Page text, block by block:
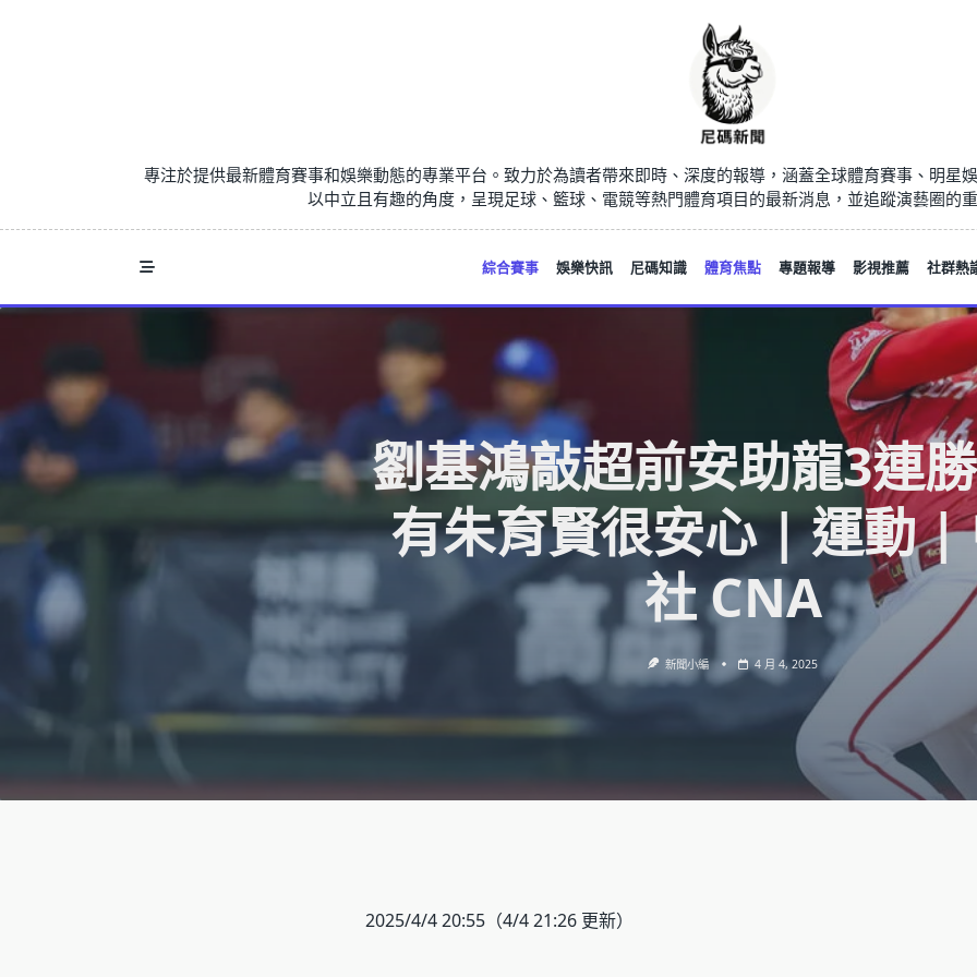
專注於提供最新體育賽事和娛樂動態的專業平台。致力於為讀者帶來即時、深度的報導，涵蓋全球體育賽事、明星
以中立且有趣的角度，呈現足球、籃球、電競等熱門體育項目的最新消息，並追蹤演藝圈的
綜合賽事 娛樂快訊 尼碼知識 體育焦點 專題報導 影視推薦 社群熱
劉基鴻敲超前安助龍3連
有朱育賢很安心 | 運動 |
社 CNA
新聞小編 4 月 4, 2025
2025/4/4 20:55（4/4 21:26 更新）